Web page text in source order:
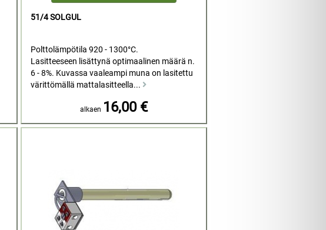
51/4 SOLGUL
Polttolämpötila 920 - 1300°C.
Lasitteeseen lisättynä optimaalinen määrä n.
6 - 8%. Kuvassa vaaleampi muna on lasitettu
värittömällä mattalasitteella...
alkaen 16,00 €